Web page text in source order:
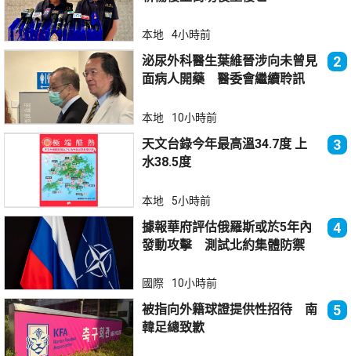
本地 4小時前
泌尿外科醫生葉維晉涉向未曾見
面病人開藥 醫委會繼續聆訊
2
本地 10小時前
天文台錄今年最高溫34.7度 上
水38.5度
3
本地 5小時前
據報華府評估俄羅斯或於5年內
發動攻擊 測試北約集體防禦
4
國際 10小時前
被指向外籍球證提供性招待 南
韓足總致歉
5